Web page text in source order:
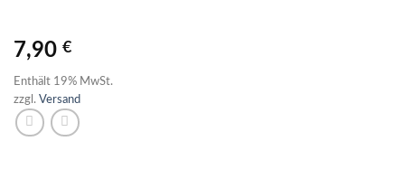
7,90 €
Enthält 19% MwSt.
zzgl. Versand